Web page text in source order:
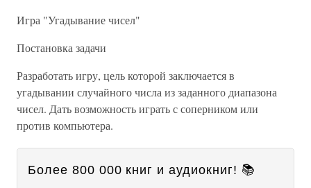
Игра "Угадывание чисел"
Постановка задачи
Разработать игру, цель которой заключается в
угадывании случайного числа из заданного диапазона
чисел. Дать возможность играть с соперником или
против компьютера.
Более 800 000 книг и аудиокниг! 📚